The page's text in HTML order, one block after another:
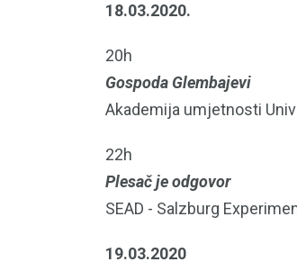
18.03.2020.
20h
Gospoda Glembajevi
Akademija umjetnosti
22h
Plesač je odgovor
SEAD - Salzburg
19.03.2020